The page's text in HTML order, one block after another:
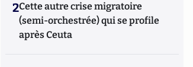
2Cette autre crise migratoire
(semi-orchestrée) qui se profile
après Ceuta